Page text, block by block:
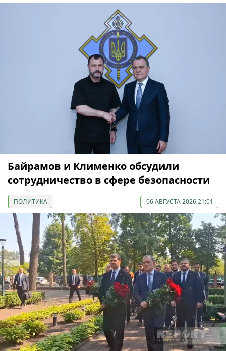
Байрамов и Клименко обсудили
сотрудничество в сфере безопасности
ПОЛИТИКА 06 АВГУСТА 2026 21:01